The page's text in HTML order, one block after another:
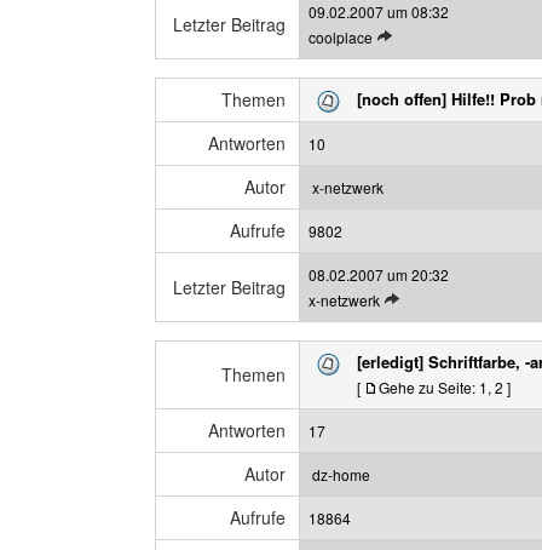
r
a
g
n
i
Letzter Beitrag
09.02.2007 um 08:32
coolplace L
e
t
z
n
t
r
a
a
n
Themen [noch offen] Hilfe!!
Antworten 10
Autor x-netzwerk
Aufrufe 9802
Letzter Beitrag
08.02.2007 um 20:32
x-netzwerk L
e
t
z
t
Themen
[erledigt] Schriftfarbe, -
[ Gehe zu Seite: 1, 2 ]
Antworten 17
Autor dz-home
Aufrufe 18864